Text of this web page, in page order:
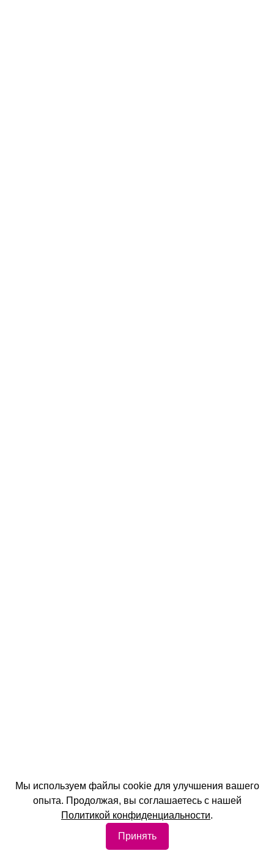
Мы используем файлы cookie для улучшения вашего
опыта. Продолжая, вы соглашаетесь с нашей
Политикой конфиденциальности.
Принять